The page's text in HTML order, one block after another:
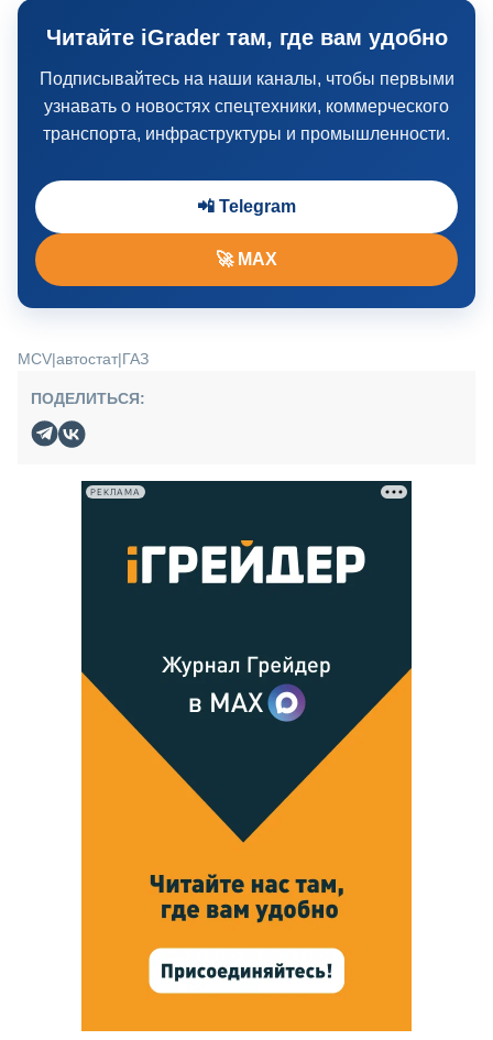
Читайте iGrader там, где вам удобно
Подписывайтесь на наши каналы, чтобы первыми
узнавать о новостях спецтехники, коммерческого
транспорта, инфраструктуры и промышленности.
📲 Telegram
🚀 MAX
MCV|автостат|ГАЗ
ПОДЕЛИТЬСЯ:
РЕКЛАМА